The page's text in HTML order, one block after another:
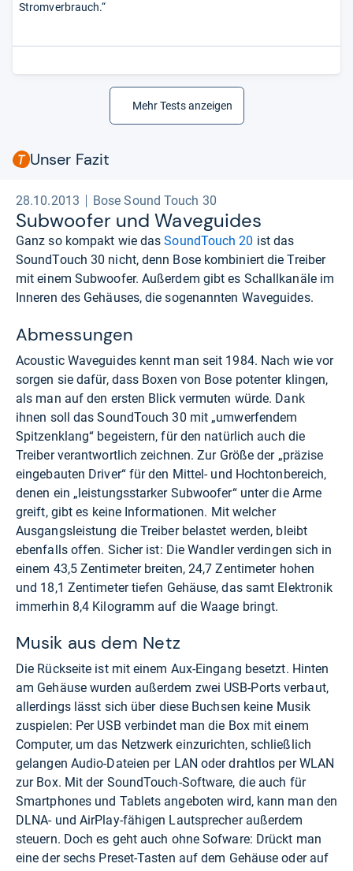
Stromverbrauch.“
Mehr Tests anzeigen
Unser Fazit
28.10.2013 Bose Sound Touch 30
Sub­woofer und Wave­gui­des
Ganz so kompakt wie dasSoundTouch 20 ist das
SoundTouch 30 nicht, denn Bose kombiniert die Treiber
mit einem Subwoofer. Außerdem gibt es Schallkanäle im
Inneren des Gehäuses, die sogenannten Waveguides.
Abmessungen
Acoustic Waveguides kennt man seit 1984. Nach wie vor
sorgen sie dafür, dass Boxen von Bose potenter klingen,
als man auf den ersten Blick vermuten würde. Dank
ihnen soll das SoundTouch 30 mit „umwerfendem
Spitzenklang“ begeistern, für den natürlich auch die
Treiber verantwortlich zeichnen. Zur Größe der „präzise
eingebauten Driver“ für den Mittel- und Hochtonbereich,
denen ein „leistungsstarker Subwoofer“ unter die Arme
greift, gibt es keine Informationen. Mit welcher
Ausgangsleistung die Treiber belastet werden, bleibt
ebenfalls offen. Sicher ist: Die Wandler verdingen sich in
einem 43,5 Zentimeter breiten, 24,7 Zentimeter hohen
und 18,1 Zentimeter tiefen Gehäuse, das samt Elektronik
immerhin 8,4 Kilogramm auf die Waage bringt.
Musik aus dem Netz
Die Rückseite ist mit einem Aux-Eingang besetzt. Hinten
am Gehäuse wurden außerdem zwei USB-Ports verbaut,
allerdings lässt sich über diese Buchsen keine Musik
zuspielen: Per USB verbindet man die Box mit einem
Computer, um das Netzwerk einzurichten, schließlich
gelangen Audio-Dateien per LAN oder drahtlos per WLAN
zur Box. Mit der SoundTouch-Software, die auch für
Smartphones und Tablets angeboten wird, kann man den
DLNA- und AirPlay-fähigen Lautsprecher außerdem
steuern. Doch es geht auch ohne Sofware: Drückt man
eine der sechs Preset-Tasten auf dem Gehäuse oder auf